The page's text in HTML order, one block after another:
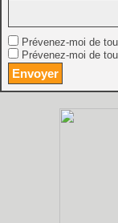
Prévenez-moi de
Prévenez-moi de